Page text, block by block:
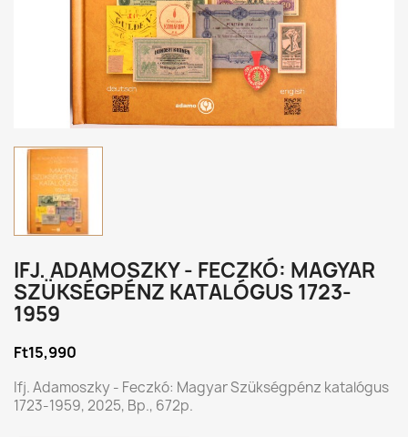
IFJ. ADAMOSZKY - FECZKÓ: MAGYAR
SZÜKSÉGPÉNZ KATALÓGUS 1723-
1959
Ft15,990
Ifj. Adamoszky - Feczkó: Magyar Szükségpénz katalógus
1723-1959, 2025, Bp., 672p.